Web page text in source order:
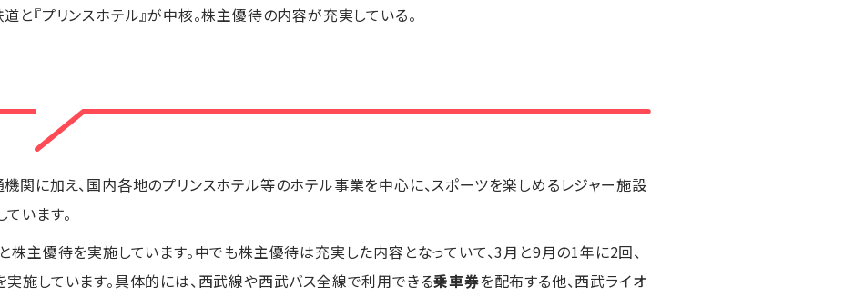
と『プリンスホテル』が中核。株主優待の内容が充実している。
関に加え、国内各地のプリンスホテル等のホテル事業を中心に、スポーツを楽しめるレジャー施設
います。
株主優待を実施しています。中でも株主優待は充実した内容となっていて、3月と9月の1年に2回、
施しています。具体的には、西武線や西武バス全線で利用できる乗車券を配布する他、西武ライオ